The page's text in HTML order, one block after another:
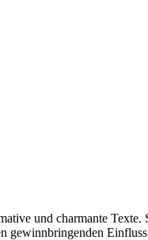
und charmante
gewinnbringenden